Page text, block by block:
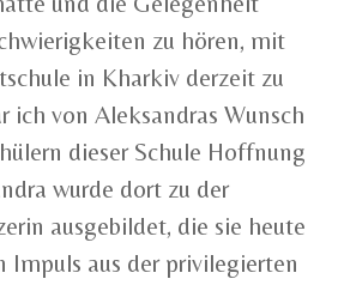
zu hören, mit
in Kharkiv derzeit zu
ich von Aleksandras Wunsch
dieser Schule Hoffnung
wurde dort zu der
ausgebildet, die sie heute
Impuls aus der privilegierten